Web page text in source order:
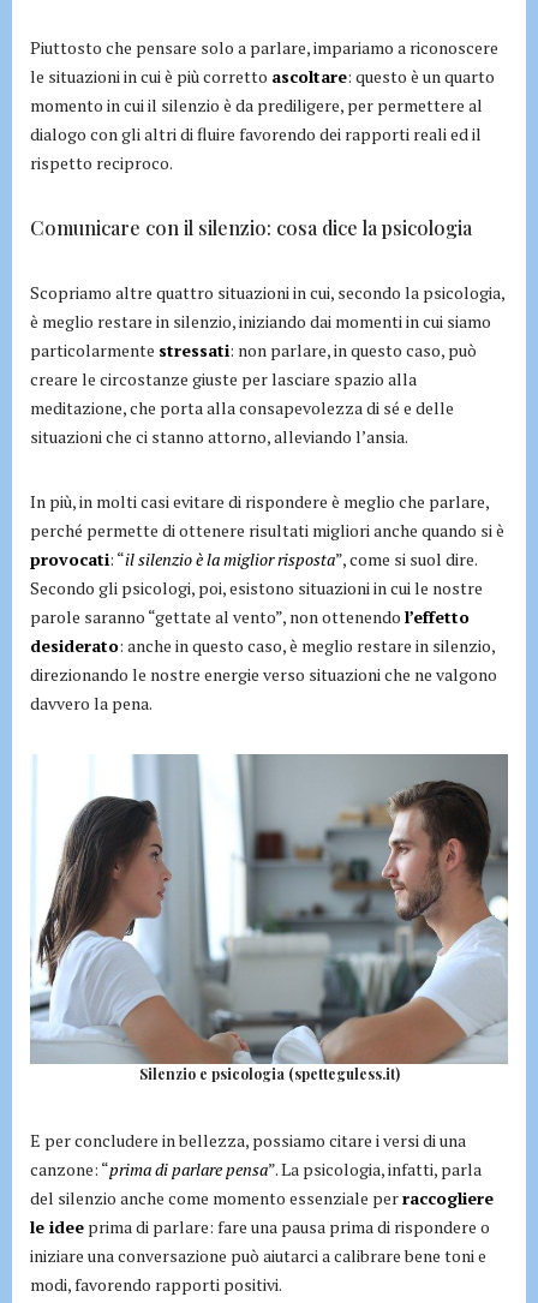
Piuttosto che pensare solo a parlare, impariamo a riconoscere
le situazioni in cui è più corretto ascoltare: questo è un quarto
momento in cui il silenzio è da prediligere, per permettere al
dialogo con gli altri di fluire favorendo dei rapporti reali ed il
rispetto reciproco.
Comunicare con il silenzio: cosa dice la psicologia
Scopriamo altre quattro situazioni in cui, secondo la psicologia,
è meglio restare in silenzio, iniziando dai momenti in cui siamo
particolarmente stressati: non parlare, in questo caso, può
creare le circostanze giuste per lasciare spazio alla
meditazione, che porta alla consapevolezza di sé e delle
situazioni che ci stanno attorno, alleviando l’ansia.
In più, in molti casi evitare di rispondere è meglio che parlare,
perché permette di ottenere risultati migliori anche quando si è
provocati: “il silenzio è la miglior risposta”, come si suol dire.
Secondo gli psicologi, poi, esistono situazioni in cui le nostre
parole saranno “gettate al vento”, non ottenendo l’effetto
desiderato: anche in questo caso, è meglio restare in silenzio,
direzionando le nostre energie verso situazioni che ne valgono
davvero la pena.
Silenzio e psicologia (spetteguless.it)
E per concludere in bellezza, possiamo citare i versi di una
canzone: “prima di parlare pensa”. La psicologia, infatti, parla
del silenzio anche come momento essenziale perraccogliere
le idee prima di parlare: fare una pausa prima di rispondere o
iniziare una conversazione può aiutarci a calibrare bene toni e
modi, favorendo rapporti positivi.